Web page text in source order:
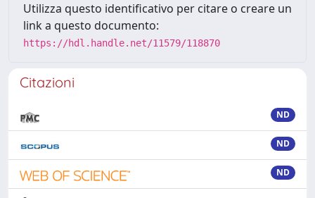
Utilizza questo identificativo per citare o creare un
link a questo documento:
https://hdl.handle.net/11579/118870
Citazioni
ND
ND
ND